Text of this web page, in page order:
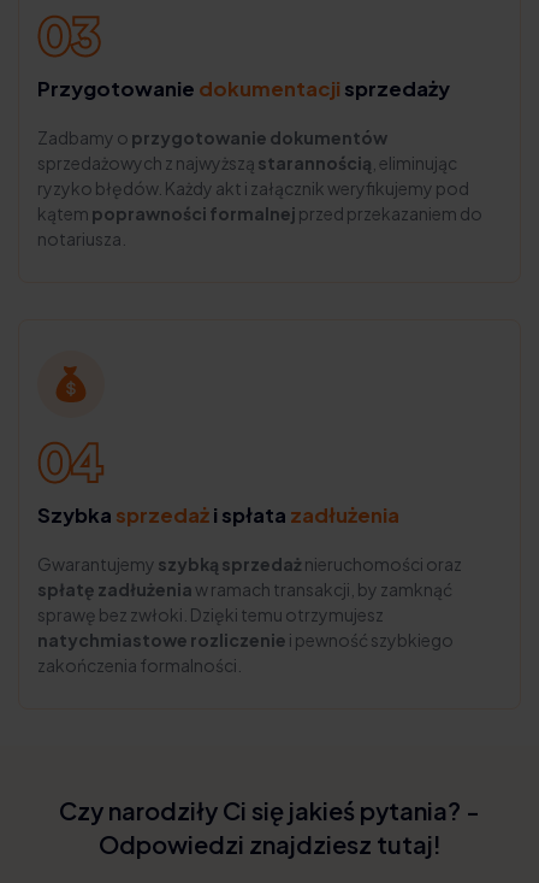
Przygotowanie dokumentacji sprzedaży
Zadbamy o przygotowanie dokumentów
sprzedażowych z najwyższą starannością , eliminując
ryzyko błędów. Każdy akt i załącznik weryfikujemy pod
kątem poprawności formalnej przed przekazaniem do
notariusza.
Szybka sprzedażi spłata zadłużenia
Gwarantujemy szybką sprzedaż nieruchomości oraz
spłatę zadłużeniaw ramach transakcji, by zamknąć
sprawę bez zwłoki. Dzięki temu otrzymujesz
natychmiastowe rozliczenie i pewność szybkiego
zakończenia formalności.
Czy narodziły Ci się jakieś pytania? -
Odpowiedzi znajdziesz tutaj!